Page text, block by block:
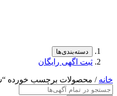
دسته‌بندی‌ها
ثبت اگهی رایگان
خانه / محصولات برچسب خورده